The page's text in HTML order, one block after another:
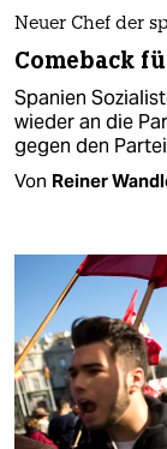
Neuer Chef der
Comeback
Spanien
wieder an die
gegen den
Von Reiner